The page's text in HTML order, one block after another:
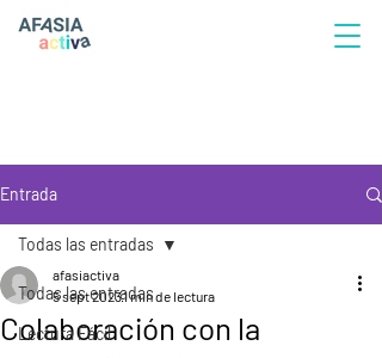
Entrada
Todas las entradas
Lectura Fácil
Todas las entradas
Colaboración con la
afasiactiva
5 sept 20231 min de lectura